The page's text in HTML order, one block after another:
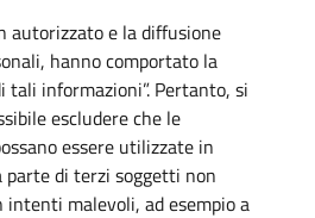
autorizzato e la diffusione
hanno comportato la
tali informazioni”. Pertanto, si
escludere che le
essere utilizzate in
di terzi soggetti non
malevoli, ad esempio a